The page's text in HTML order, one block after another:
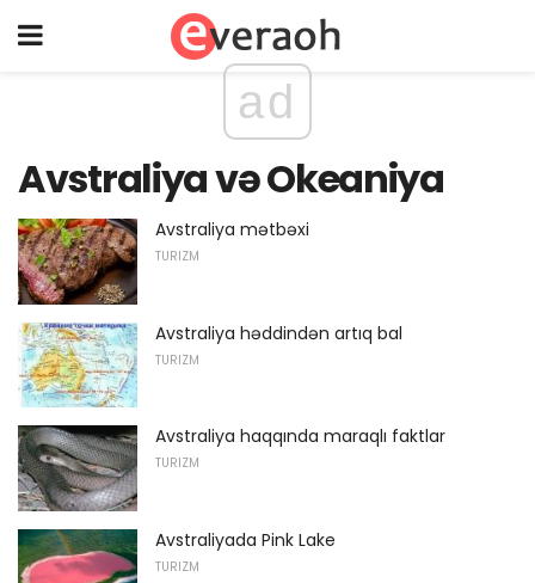
ad
Avstraliya və Okeaniya
Avstraliya mətbəxi
TURIZM
Avstraliya həddindən artıq bal
TURIZM
Avstraliya haqqında maraqlı faktlar
TURIZM
Avstraliyada Pink Lake
TURIZM